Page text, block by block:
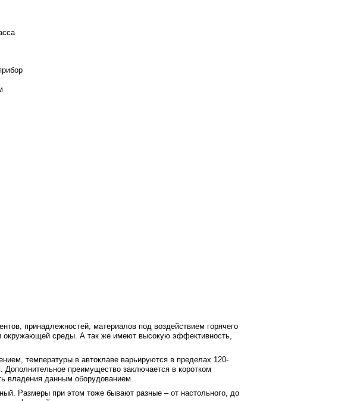
принадлежностей, материалов под воздействием горячего
окружающей среды. А так же имеют высокую эффективность,
температуры в автоклаве варьируются в пределах 120-
Дополнительное преимущество заключается в коротком
владения данным оборудованием.
Размеры при этом тоже бывают разные – от настольного, до